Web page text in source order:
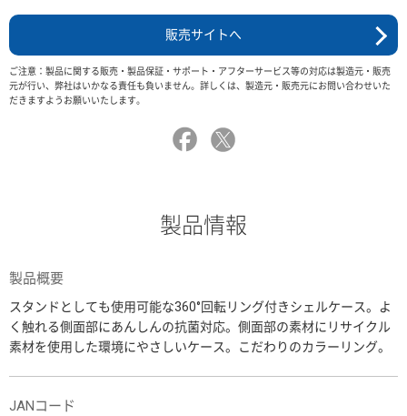
販売サイトへ
ご注意：製品に関する販売・製品保証・サポート・アフターサービス等の対応は製造元・販売
元が行い、弊社はいかなる責任も負いません。詳しくは、製造元・販売元にお問い合わせいた
だきますようお願いいたします。
製品情報
製品概要
スタンドとしても使用可能な360°回転リング付きシェルケース。よ
く触れる側面部にあんしんの抗菌対応。側面部の素材にリサイクル
素材を使用した環境にやさしいケース。こだわりのカラーリング。
JANコード